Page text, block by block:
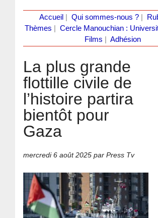
Accueil Qui sommes-nous ?|
Thèmes
Cercle Manouchian :
Films
Adhésion
La plus grande
flottille civile de
l’histoire partira
bientôt pour
Gaza
mercredi 6 août 2025 par Press Tv